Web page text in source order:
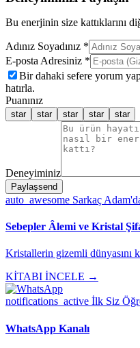
Bu enerjinin size kattıklarını
Adınız Soyadınız *
E-posta Adresiniz *
Bir dahaki sefere yorum
hatırla.
Puanınız
star star star star star
Deneyiminiz
Paylaşsend
auto_awesome Sarkaç
Sebepler Âlemi ve Kristal
Kristallerin gizemli dünyasını
KİTABI İNCELE →
notifications_active İlk Siz
WhatsApp Kanalı